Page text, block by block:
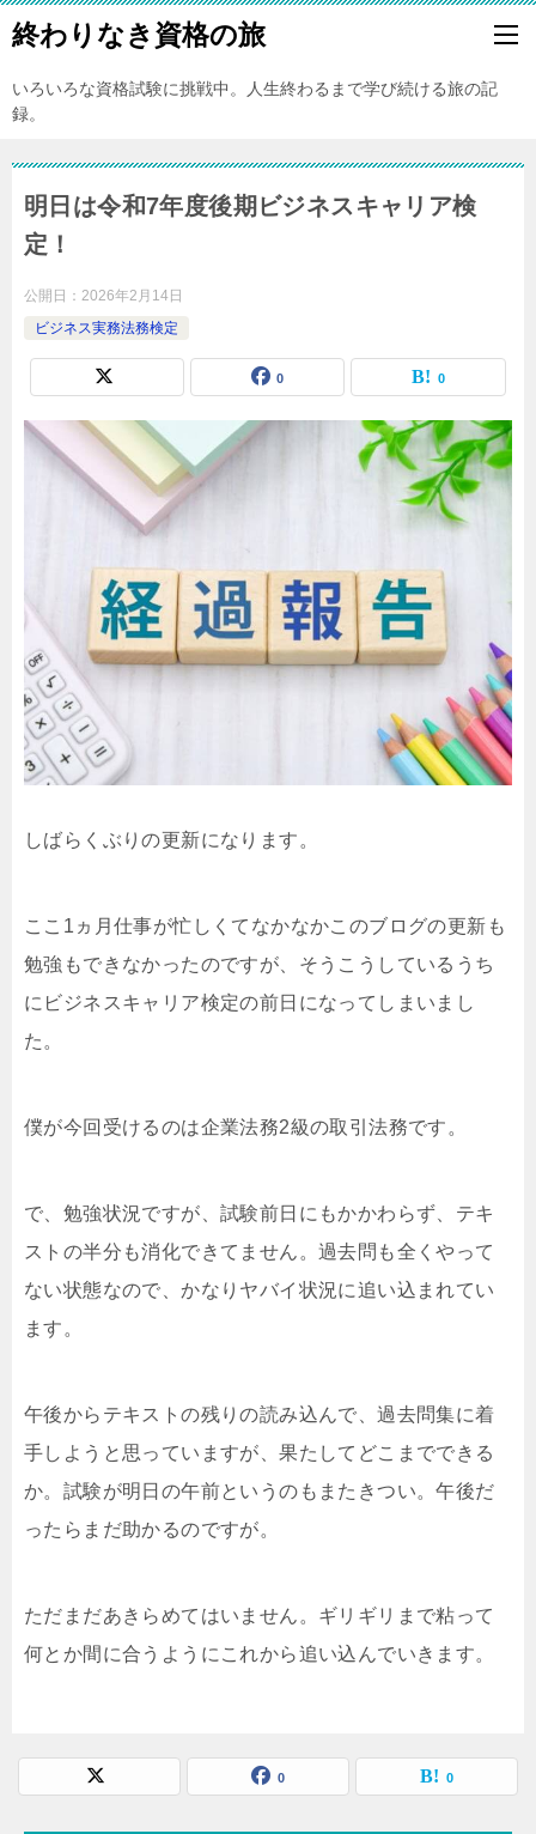
終わりなき資格の旅
いろいろな資格試験に挑戦中。人生終わるまで学び続ける旅の記
録。
明日は令和7年度後期ビジネスキャリア検
定！
公開日： 2026年2月14日
ビジネス実務法務検定
0 0
しばらくぶりの更新になります。
ここ1ヵ月仕事が忙しくてなかなかこのブログの更新も
勉強もできなかったのですが、そうこうしているうち
にビジネスキャリア検定の前日になってしまいまし
た。
僕が今回受けるのは企業法務2級の取引法務です。
で、勉強状況ですが、試験前日にもかかわらず、テキ
ストの半分も消化できてません。過去問も全くやって
ない状態なので、かなりヤバイ状況に追い込まれてい
ます。
午後からテキストの残りの読み込んで、過去問集に着
手しようと思っていますが、果たしてどこまでできる
か。試験が明日の午前というのもまたきつい。午後だ
ったらまだ助かるのですが。
ただまだあきらめてはいません。ギリギリまで粘って
何とか間に合うようにこれから追い込んでいきます。
0 0